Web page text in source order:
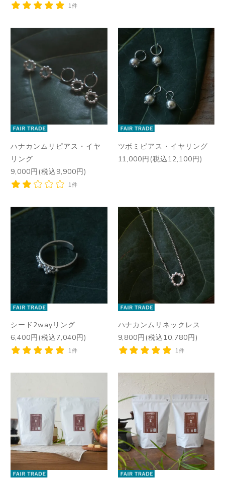
1件
ハナカンムリピアス・イヤ
リング
9,000円(税込9,900円)
1件
ツボミピアス・イヤリング
11,000円(税込12,100円)
シード2wayリング
6,400円(税込7,040円)
1件
ハナカンムリネックレス
9,800円(税込10,780円)
1件